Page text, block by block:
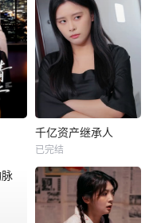
千亿资产继承人
已完结